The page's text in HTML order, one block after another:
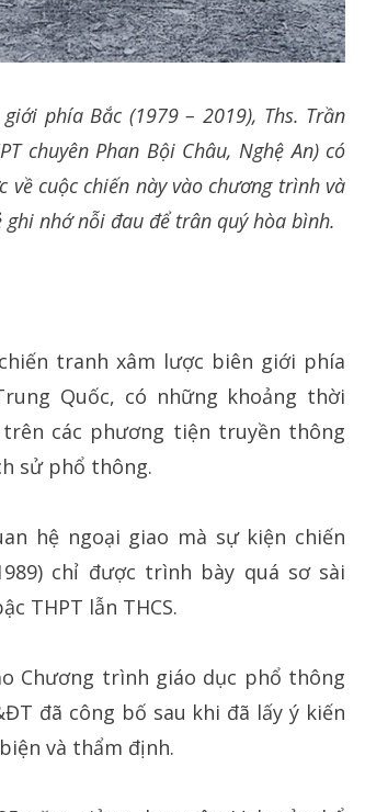
phía Bắc (1979 – 2019), Ths. Trần
chuyên Phan Bội Châu, Nghệ An) có
cuộc chiến này vào chương trình và
nhớ nỗi đau để trân quý hòa bình.
tranh xâm lược biên giới phía
Quốc, có những khoảng thời
các phương tiện truyền thông
sử phổ thông.
hệ ngoại giao mà sự kiện chiến
chỉ được trình bày quá sơ sài
THPT lẫn THCS.
Chương trình giáo dục phổ thông
đã công bố sau khi đã lấy ý kiến
và thẩm định.